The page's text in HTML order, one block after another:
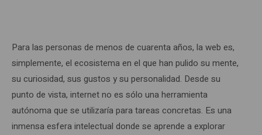
Para las personas de menos de cuarenta años, la web es,
simplemente, el ecosistema en el que han pulido su mente,
su curiosidad, sus gustos y su personalidad. Desde su
punto de vista, internet no es sólo una herramienta
autónoma que se utilizaría para tareas concretas. Es una
inmensa esfera intelectual donde se aprende a explorar